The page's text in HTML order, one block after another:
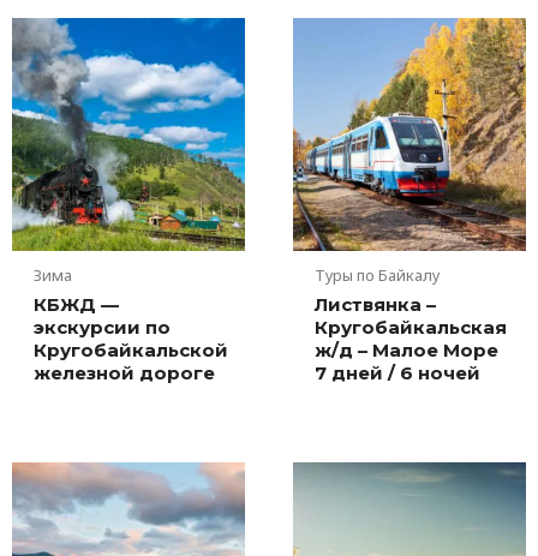
Зима
КБЖД —
экскурсии по
Кругобайкальской
железной дороге
Туры по Байкалу
Листвянка –
Кругобайкальская
ж/д – Малое Море
7 дней / 6 ночей